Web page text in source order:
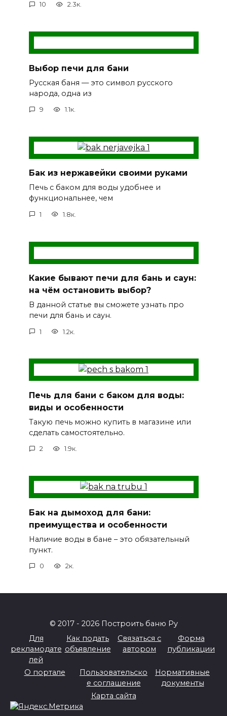
10 2.3к.
Выбор печи для бани
Русская баня — это символ русского
народа, одна из
9 1.1к.
Бак из нержавейки своими руками
Печь с баком для воды удобнее и
функциональнее, чем
1 1.8к.
Какие бывают печи для бань и саун:
на чём остановить выбор?
В данной статье вы сможете узнать про
печи для бань и саун.
1 1.2к.
Печь для бани с баком для воды:
виды и особенности
Такую печь можно купить в магазине или
сделать самостоятельно.
2 1.9к.
Бак на дымоход для бани:
преимущества и особенности
Наличие воды в бане – это обязательный
пункт.
0 2к.
© 2017 - 2026 Построить баню Ру
Для
рекламодате
лей
Как подать
объявление
Связаться с
автором
Форма
публикации
О портале
Пользовательско
е соглашение
Нормативные
документы
Карта сайта